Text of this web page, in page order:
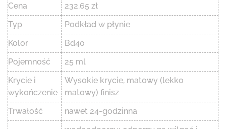
Cena
232.65 zł
Typ
Podkład w płynie
Kolor
Bd40
Pojemność
25 ml
Krycie i
wykończenie
Wysokie krycie, matowy (lekko
matowy) finisz
Trwałość
nawet 24-godzinna